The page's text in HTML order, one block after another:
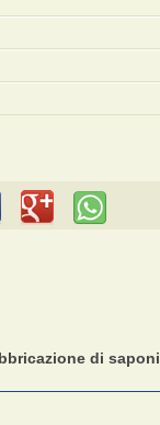
di saponi